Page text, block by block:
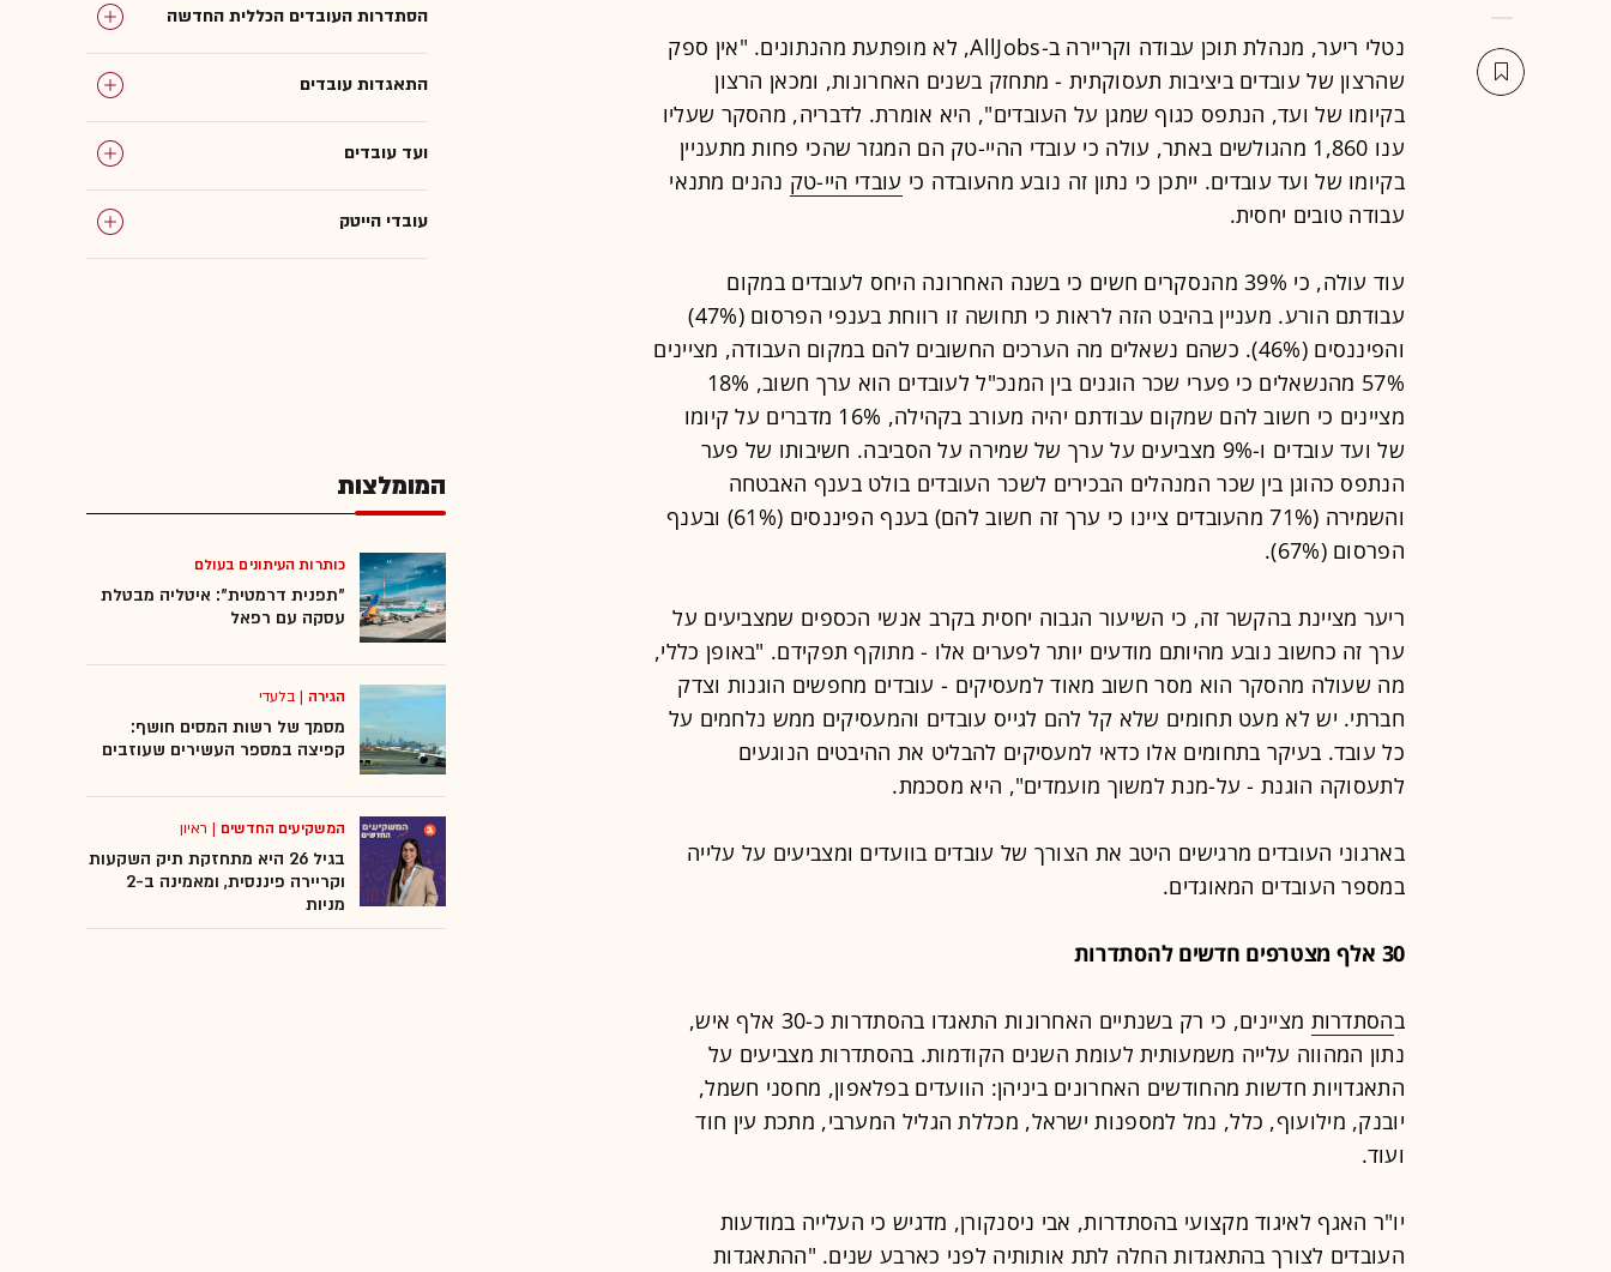
נטלי ריער, מנהלת תוכן עבודה וקריירה ב-AllJobs, לא מופתעת מהנתונים. "אין ספק
שהרצון של עובדים ביציבות תעסוקתית - מתחזק בשנים האחרונות, ומכאן הרצון
בקיומו של ועד, הנתפס כגוף שמגן על העובדים", היא אומרת. לדבריה, מהסקר שעליו
ענו 1,860 מהגולשים באתר, עולה כי עובדי ההיי-טק הם המגזר שהכי פחות מתעניין
בקיומו של ועד עובדים. ייתכן כי נתון זה נובע מהעובדה כי עובדי היי-טק נהנים מתנאי
עבודה טובים יחסית.
עוד עולה, כי 39% מהנסקרים חשים כי בשנה האחרונה היחס לעובדים במקום
עבודתם הורע. מעניין בהיבט הזה לראות כי תחושה זו רווחת בענפי הפרסום (47%)
והפיננסים (46%). כשהם נשאלים מה הערכים החשובים להם במקום העבודה, מציינים
57% מהנשאלים כי פערי שכר הוגנים בין המנכ"ל לעובדים הוא ערך חשוב, 18%
מציינים כי חשוב להם שמקום עבודתם יהיה מעורב בקהילה, 16% מדברים על קיומו
של ועד עובדים ו-9% מצביעים על ערך של שמירה על הסביבה. חשיבותו של פער
הנתפס כהוגן בין שכר המנהלים הבכירים לשכר העובדים בולט בענף האבטחה
והשמירה (71% מהעובדים ציינו כי ערך זה חשוב להם) בענף הפיננסים (61%) ובענף
הפרסום (67%).
ריער מציינת בהקשר זה, כי השיעור הגבוה יחסית בקרב אנשי הכספים שמצביעים על
ערך זה כחשוב נובע מהיותם מודעים יותר לפערים אלו - מתוקף תפקידם. "באופן כללי,
מה שעולה מהסקר הוא מסר חשוב מאוד למעסיקים - עובדים מחפשים הוגנות וצדק
חברתי. יש לא מעט תחומים שלא קל להם לגייס עובדים והמעסיקים ממש נלחמים על
כל עובד. בעיקר בתחומים אלו כדאי למעסיקים להבליט את ההיבטים הנוגעים
לתעסוקה הוגנת - על-מנת למשוך מועמדים", היא מסכמת.
בארגוני העובדים מרגישים היטב את הצורך של עובדים בוועדים ומצביעים על עלייה
במספר העובדים המאוגדים.
30 אלף מצטרפים חדשים להסתדרות
בהסתדרות
מציינים, כי רק בשנתיים האחרונות התאגדו בהסתדרות כ-30 אלף איש,
נתון המהווה עלייה משמעותית לעומת השנים הקודמות. בהסתדרות מצביעים על
התאגדויות חדשות מהחודשים האחרונים ביניהן: הוועדים בפלאפון, מחסני חשמל,
יובנק, מילועוף, כלל, נמל למספנות ישראל, מכללת הגליל המערבי, מתכת עין חוד
ועוד.
יו"ר האגף לאיגוד מקצועי בהסתדרות, אבי ניסנקורן, מדגיש כי העלייה במודעות
העובדים לצורך בהתאגדות החלה לתת אותותיה לפני כארבע שנים. "ההתאגדות
הסתדרות העובדים הכללית החדשה
התאגדות עובדים
ועד עובדים
עובדי הייטק
המומלצות
כותרות העיתונים בעולם
"תפנית דרמטית": איטליה מבטלת
עסקה עם רפאל
הגירה |בלעדי
מסמך של רשות המסים חושף:
קפיצה במספר העשירים שעוזבים
המשקיעים החדשים | ראיון
בגיל 26 היא מתחזקת תיק השקעות
וקריירה פיננסית, ומאמינה ב-2
מניות